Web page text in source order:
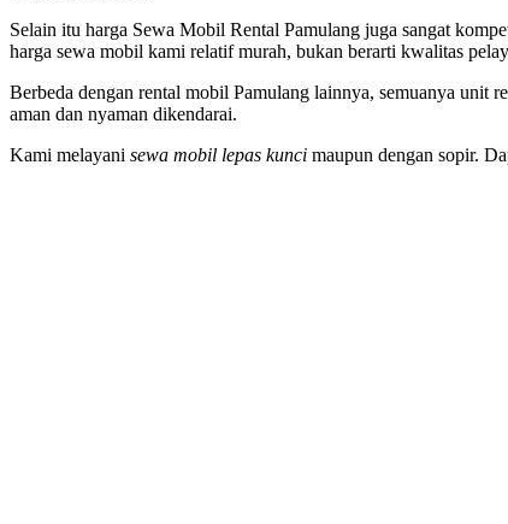
Selain itu harga Sewa Mobil Rental Pamulang juga sangat
harga sewa mobil kami relatif murah, bukan berarti kwalitas
Berbeda dengan rental mobil Pamulang lainnya, semuanya unit
aman dan nyaman dikendarai.
Kami melayani sewa mobil lepas kunci maupun dengan sopir.